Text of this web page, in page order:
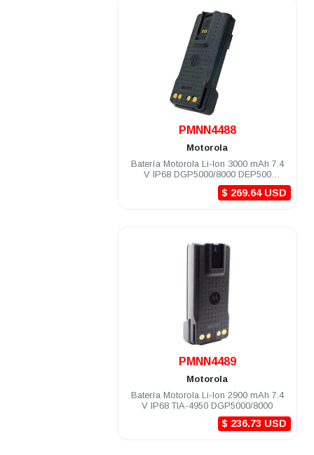
PMNN4488
Motorola
Batería Motorola Li-Ion 3000 mAh 7.4
V IP68 DGP5000/8000 DEP500
DEP500e
$ 269.64 USD
PMNN4489
Motorola
Batería Motorola Li-Ion 2900 mAh 7.4
V IP68 TIA-4950 DGP5000/8000
$ 236.73 USD